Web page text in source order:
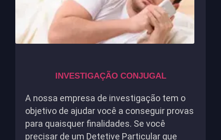
INVESTIGAÇÃO CONJUGAL
A nossa empresa de investigação tem o
objetivo de ajudar você a conseguir provas
para quaisquer finalidades. Se você
precisar de um Detetive Particular que